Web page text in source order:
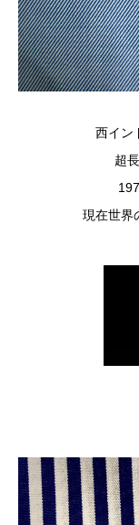
西イン
超
現在世界